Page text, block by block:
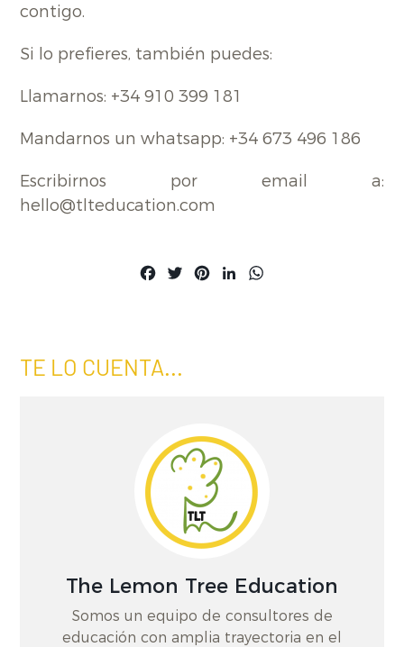
contigo.
Si lo prefieres, también puedes:
Llamarnos: +34 910 399 181
Mandarnos un whatsapp: +34 673 496 186
Escribirnos por email a:
hello@tlteducation.com
Facebook
TwitterPinterestLinkedIn
TE LO CUENTA...
The Lemon Tree Education
Somos un equipo de consultores de
educación con amplia trayectoria en el